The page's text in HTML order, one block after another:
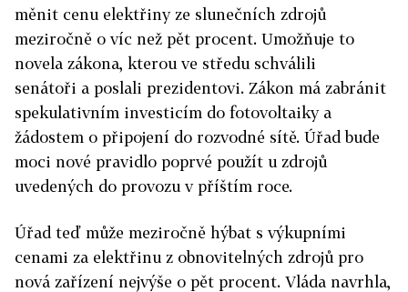
měnit cenu elektřiny ze slunečních zdrojů
meziročně o víc než pět procent. Umožňuje to
novela zákona, kterou ve středu schválili
senátoři a poslali prezidentovi. Zákon má zabránit
spekulativním investicím do fotovoltaiky a
žádostem o připojení do rozvodné sítě. Úřad bude
moci nové pravidlo poprvé použít u zdrojů
uvedených do provozu v příštím roce.
Úřad teď může meziročně hýbat s výkupními
cenami za elektřinu z obnovitelných zdrojů pro
nová zařízení nejvýše o pět procent. Vláda navrhla,